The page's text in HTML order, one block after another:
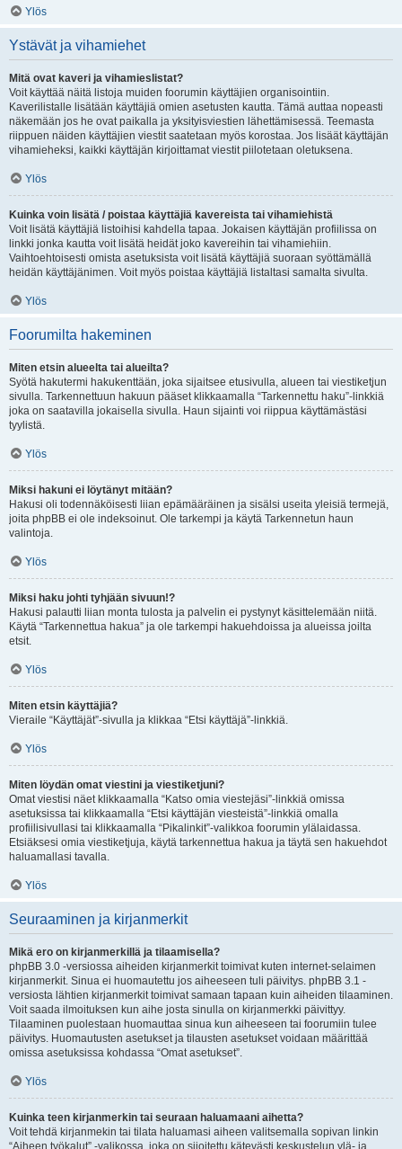
Ylös
Ystävät ja vihamiehet
Mitä ovat kaveri ja vihamieslistat?
Voit käyttää näitä listoja muiden foorumin käyttäjien organisointiin.
Kaverilistalle lisätään käyttäjiä omien asetusten kautta. Tämä auttaa nopeasti
näkemään jos he ovat paikalla ja yksityisviestien lähettämisessä. Teemasta
riippuen näiden käyttäjien viestit saatetaan myös korostaa. Jos lisäät käyttäjän
vihamieheksi, kaikki käyttäjän kirjoittamat viestit piilotetaan oletuksena.
Ylös
Kuinka voin lisätä / poistaa käyttäjiä kavereista tai vihamiehistä
Voit lisätä käyttäjiä listoihisi kahdella tapaa. Jokaisen käyttäjän profiilissa on
linkki jonka kautta voit lisätä heidät joko kavereihin tai vihamiehiin.
Vaihtoehtoisesti omista asetuksista voit lisätä käyttäjiä suoraan syöttämällä
heidän käyttäjänimen. Voit myös poistaa käyttäjiä listaltasi samalta sivulta.
Ylös
Foorumilta hakeminen
Miten etsin alueelta tai alueilta?
Syötä hakutermi hakukenttään, joka sijaitsee etusivulla, alueen tai viestiketjun
sivulla. Tarkennettuun hakuun pääset klikkaamalla “Tarkennettu haku”-linkkiä
joka on saatavilla jokaisella sivulla. Haun sijainti voi riippua käyttämästäsi
tyylistä.
Ylös
Miksi hakuni ei löytänyt mitään?
Hakusi oli todennäköisesti liian epämääräinen ja sisälsi useita yleisiä termejä,
joita phpBB ei ole indeksoinut. Ole tarkempi ja käytä Tarkennetun haun
valintoja.
Ylös
Miksi haku johti tyhjään sivuun!?
Hakusi palautti liian monta tulosta ja palvelin ei pystynyt käsittelemään niitä.
Käytä “Tarkennettua hakua” ja ole tarkempi hakuehdoissa ja alueissa joilta
etsit.
Ylös
Miten etsin käyttäjiä?
Vieraile “Käyttäjät”-sivulla ja klikkaa “Etsi käyttäjä”-linkkiä.
Ylös
Miten löydän omat viestini ja viestiketjuni?
Omat viestisi näet klikkaamalla “Katso omia viestejäsi”-linkkiä omissa
asetuksissa tai klikkaamalla “Etsi käyttäjän viesteistä”-linkkiä omalla
profiilisivullasi tai klikkaamalla “Pikalinkit”-valikkoa foorumin ylälaidassa.
Etsiäksesi omia viestiketjuja, käytä tarkennettua hakua ja täytä sen hakuehdot
haluamallasi tavalla.
Ylös
Seuraaminen ja kirjanmerkit
Mikä ero on kirjanmerkillä ja tilaamisella?
phpBB 3.0 -versiossa aiheiden kirjanmerkit toimivat kuten internet-selaimen
kirjanmerkit. Sinua ei huomautettu jos aiheeseen tuli päivitys. phpBB 3.1 -
versiosta lähtien kirjanmerkit toimivat samaan tapaan kuin aiheiden tilaaminen.
Voit saada ilmoituksen kun aihe josta sinulla on kirjanmerkki päivittyy.
Tilaaminen puolestaan huomauttaa sinua kun aiheeseen tai foorumiin tulee
päivitys. Huomautusten asetukset ja tilausten asetukset voidaan määrittää
omissa asetuksissa kohdassa “Omat asetukset”.
Ylös
Kuinka teen kirjanmerkin tai seuraan haluamaani aihetta?
Voit tehdä kirjanmekin tai tilata haluamasi aiheen valitsemalla sopivan linkin
“Aiheen työkalut” -valikossa, joka on sijoitettu kätevästi keskustelun ylä- ja